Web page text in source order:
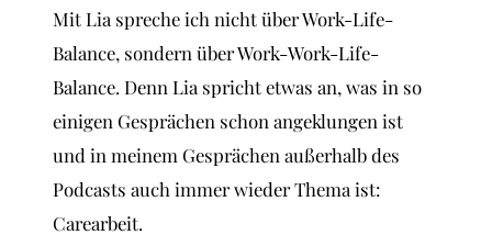
Mit Lia spreche ich nicht über Work-Life-
Balance, sondern über Work-Work-Life-
Balance. Denn Lia spricht etwas an, was in so
einigen Gesprächen schon angeklungen ist
und in meinem Gesprächen außerhalb des
Podcasts auch immer wieder Thema ist:
Carearbeit.